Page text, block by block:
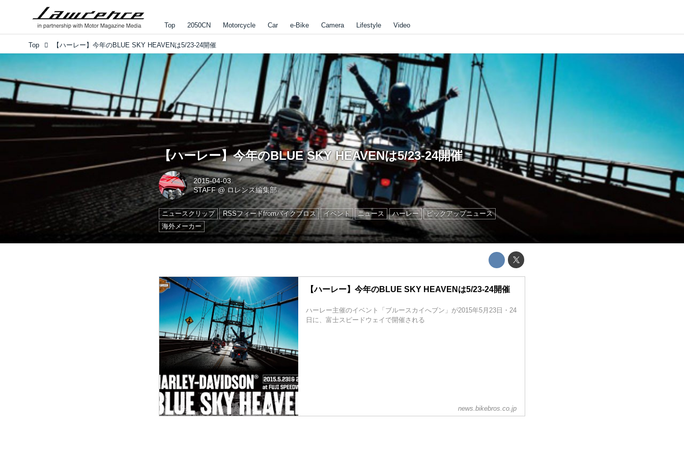
Top 2050CN Motorcycle Car e-Bike Camera Lifestyle Video
Top 【ハーレー】今年のBLUE SKY HEAVENは5/23-24開催
【ハーレー】今年のBLUE SKY HEAVENは5/23-24開催
2015-04-03
STAFF@ ロレンス編集部
ニュースクリップ RSSフィードfromバイクブロス イベント ニュース ハーレー
ピックアップニュース
海外メーカー
【ハーレー】今年のBLUE SKY HEAVENは5/23-24開催
ハーレー主催のイベント「ブルースカイへブン」が2015年5月23日・24
日に、富士スピードウェイで開催される
news.bikebros.co.jp